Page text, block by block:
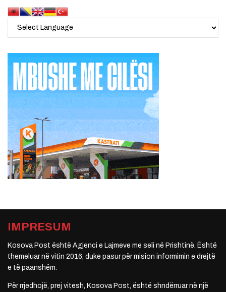
IMPRESUM
Kosova Post është Agjenci e Lajmeve me seli në Prishtinë. Është
themeluar në vitin 2016, duke pasur për mision informimin e drejtë
e të paanshëm.
Për rrjedhojë, prej vitesh, Kosova Post, është shndërruar në një